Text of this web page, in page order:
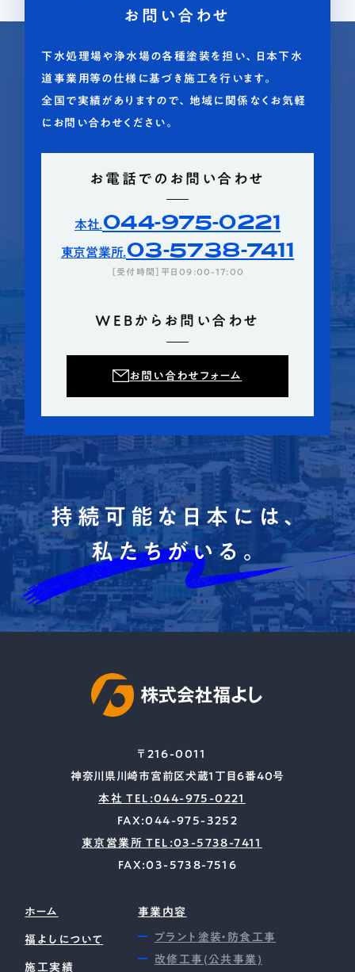
お問い合わせ
下水処理場や浄水場の各種塗装を担い、日本下水
道事業用等の仕様に基づき施工を行います。
全国で実績がありますので、地域に関係なくお気軽
にお問い合わせください。
お電話でのお問い合わせ
本社.044-975-0221
東京営業所.03-5738-7411
［受付時間］平日09:00-17:00
WEBからお問い合わせ
お問い合わせフォーム
持続可能な日本には、
私たちがいる。
〒216-0011
神奈川県川崎市宮前区犬蔵1丁目6番40号
本社 TEL:044-975-0221
FAX:044-975-3252
東京営業所 TEL:03-5738-7411
FAX:03-5738-7516
ホーム
福よしについて
施工実績
事業内容
プラント塗装・防食工事
改修工事(公共事業)